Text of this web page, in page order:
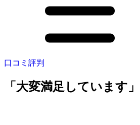
口コミ評判
「大変満足しています」